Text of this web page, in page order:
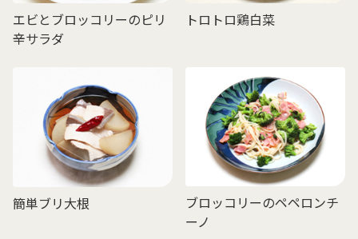
エビとブロッコリーのピリ
辛サラダ
トロトロ鶏白菜
簡単ブリ大根
ブロッコリーのペペロンチ
ーノ